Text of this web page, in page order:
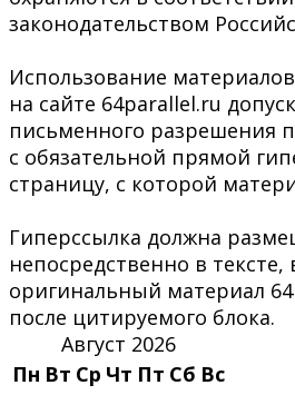
законодательством
Использование
на сайте 64parallel.ru
письменного разрешения
с обязательной прямой
страницу, с которой
Гиперссылка должна
непосредственно в
оригинальный материал
после цитируемого блока.
Август 2026
Пн Вт Ср Чт Пт Сб Вс